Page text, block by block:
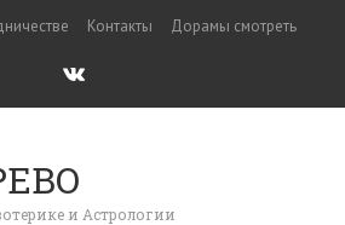
Контакты Дорамы смотреть
и Астрологии